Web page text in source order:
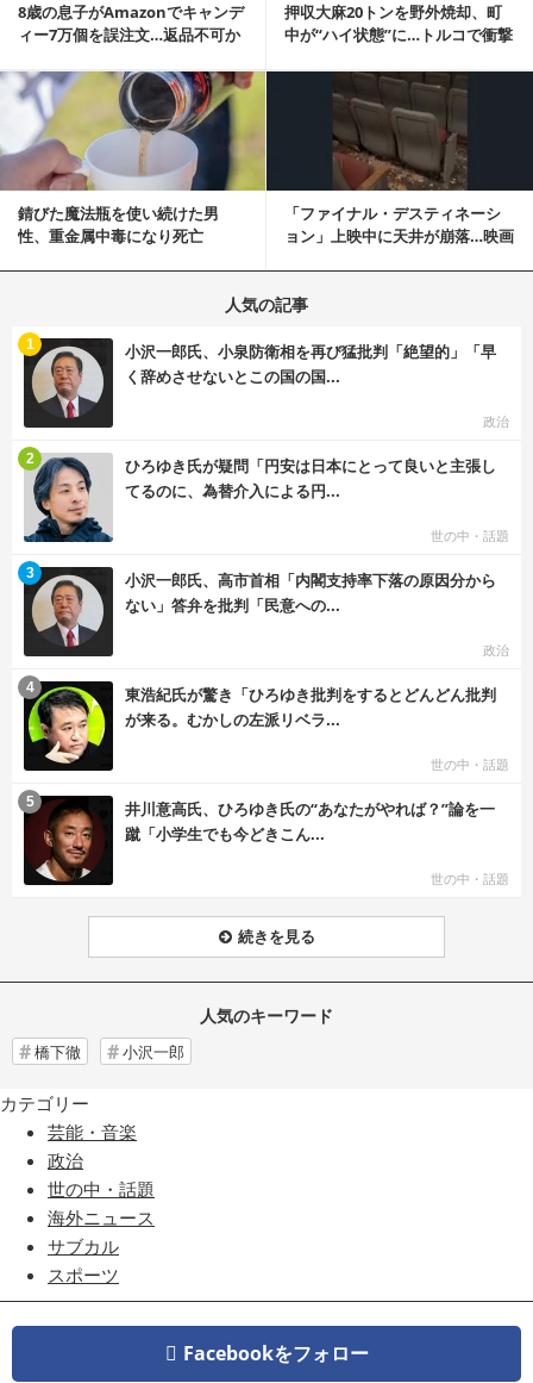
8歳の息子がAmazonでキャンデ
ィー7万個を誤注文…返品不可か
押収大麻20トンを野外焼却、町
中が“ハイ状態”に…トルコで衝撃
錆びた魔法瓶を使い続けた男
性、重金属中毒になり死亡
「ファイナル・デスティネーシ
ョン」上映中に天井が崩落…映画
記事を読む
人気の記事
小沢一郎氏、小泉防衛相を再び猛批判「絶望的」「早
く辞めさせないとこの国の国...
政治
1
ひろゆき氏が疑問「円安は日本にとって良いと主張し
てるのに、為替介入による円...
世の中・話題
2
小沢一郎氏、高市首相「内閣支持率下落の原因分から
ない」答弁を批判「民意への...
政治
3
東浩紀氏が驚き「ひろゆき批判をするとどんどん批判
が来る。むかしの左派リベラ...
世の中・話題
4
井川意高氏、ひろゆき氏の“あなたがやれば？”論を一
蹴「小学生でも今どきこん...
世の中・話題
5
続きを見る
人気のキーワード
橋下徹 小沢一郎
カテゴリー
芸能・音楽
政治
世の中・話題
海外ニュース
サブカル
スポーツ
Facebookをフォロー